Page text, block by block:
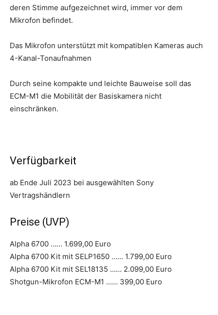
deren Stimme aufgezeichnet wird, immer vor dem
Mikrofon befindet.
Das Mikrofon unterstützt mit kompatiblen Kameras auch
4-Kanal-Tonaufnahmen
Durch seine kompakte und leichte Bauweise soll das
ECM-M1 die Mobilität der Basiskamera nicht
einschränken.
Verfügbarkeit
ab Ende Juli 2023 bei ausgewählten Sony
Vertragshändlern
Preise (UVP)
Alpha 6700 …… 1.699,00 Euro
Alpha 6700 Kit mit SELP1650 …… 1.799,00 Euro
Alpha 6700 Kit mit SEL18135 …… 2.099,00 Euro
Shotgun-Mikrofon ECM-M1 …… 399,00 Euro